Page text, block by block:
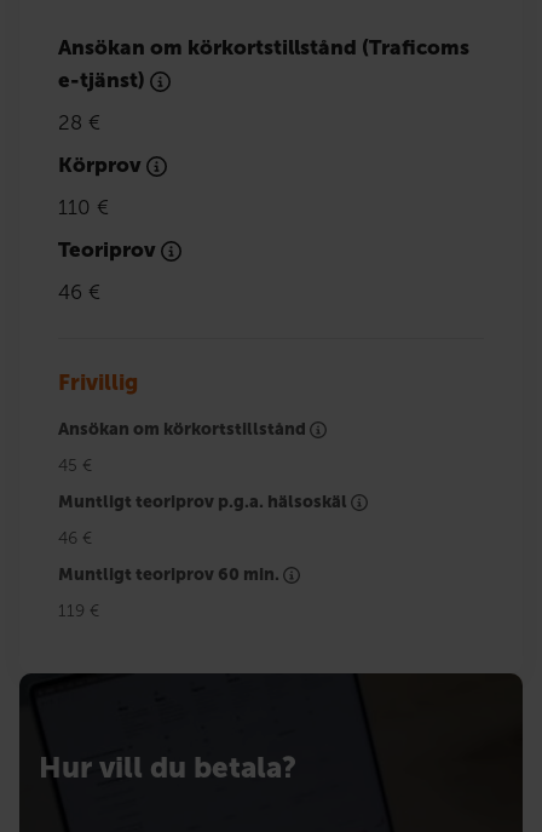
Ansökan om körkortstillstånd (Traficoms
e-tjänst)
28 €
Körprov
110 €
Teoriprov
46 €
Frivillig
Ansökan om körkortstillstånd
45 €
Muntligt teoriprov p.g.a. hälsoskäl
46 €
Muntligt teoriprov 60 min.
119 €
Hur vill du betala?